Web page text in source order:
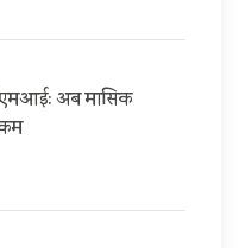
अब मासिक